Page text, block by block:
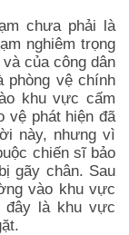
chưa phải là
nghiêm trọng
của công dân
phòng vệ chính
khu vực cấm
vệ phát hiện đã
này, nhưng vì
chiến sĩ bảo
gãy chân. Sau
vào khu vực
đây là khu vực